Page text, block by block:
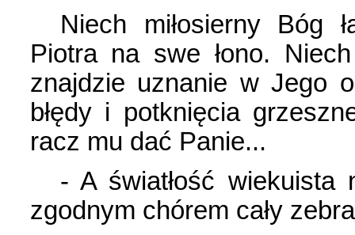
Niech miłosierny Bóg
Piotra na swe łono.
znajdzie uznanie w Jego
błędy i potknięcia
racz mu dać Panie...
- A światłość wiekuista
zgodnym chórem cały